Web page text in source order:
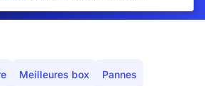
Meilleures box Pannes